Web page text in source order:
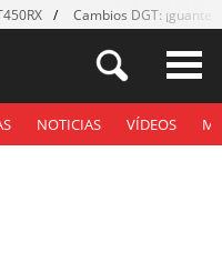
Cambios DGT: ¡guantes!
NOTICIAS VÍDEOS